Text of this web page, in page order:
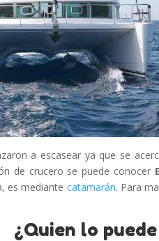
a escasear ya que se
de crucero se puede conocer
es mediante catamarán. Para
¿Quien lo